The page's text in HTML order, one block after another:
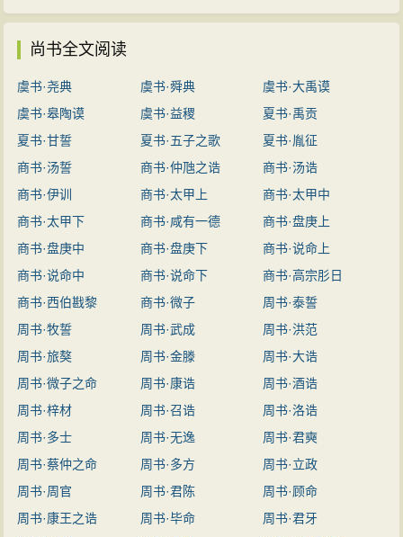
尚书全文阅读
虞书·尧典 虞书·舜典
虞书·大禹谟
虞书·皋陶谟
虞书·益稷
夏书·禹贡
夏书·甘誓
夏书·五子之歌
夏书·胤征
商书·汤誓
商书·仲虺之诰
商书·汤诰
商书·伊训
商书·太甲上
商书·太甲中
商书·太甲下
商书·咸有一德
商书·盘庚上
商书·盘庚中
商书·盘庚下
商书·说命上
商书·说命中
商书·说命下
商书·高宗肜日
商书·西伯戡黎
商书·微子
周书·泰誓
周书·牧誓
周书·武成
周书·洪范
周书·旅獒
周书·金滕
周书·大诰
周书·微子之命
周书·康诰
周书·酒诰
周书·梓材
周书·召诰
周书·洛诰
周书·多士
周书·无逸
周书·君奭
周书·蔡仲之命
周书·多方
周书·立政
周书·周官
周书·君陈
周书·顾命
周书·康王之诰
周书·毕命
周书·君牙